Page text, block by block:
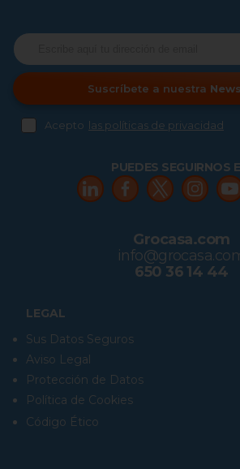
Suscríbete a nuestra
Acepto las políticas de privacidad
LEGAL
Sus Datos Seguros
Aviso Legal
Protección de Datos
Política de Cookies
Código Ético
PUEDES SEGUIRNOS
Grocasa.com
650 36 14 44